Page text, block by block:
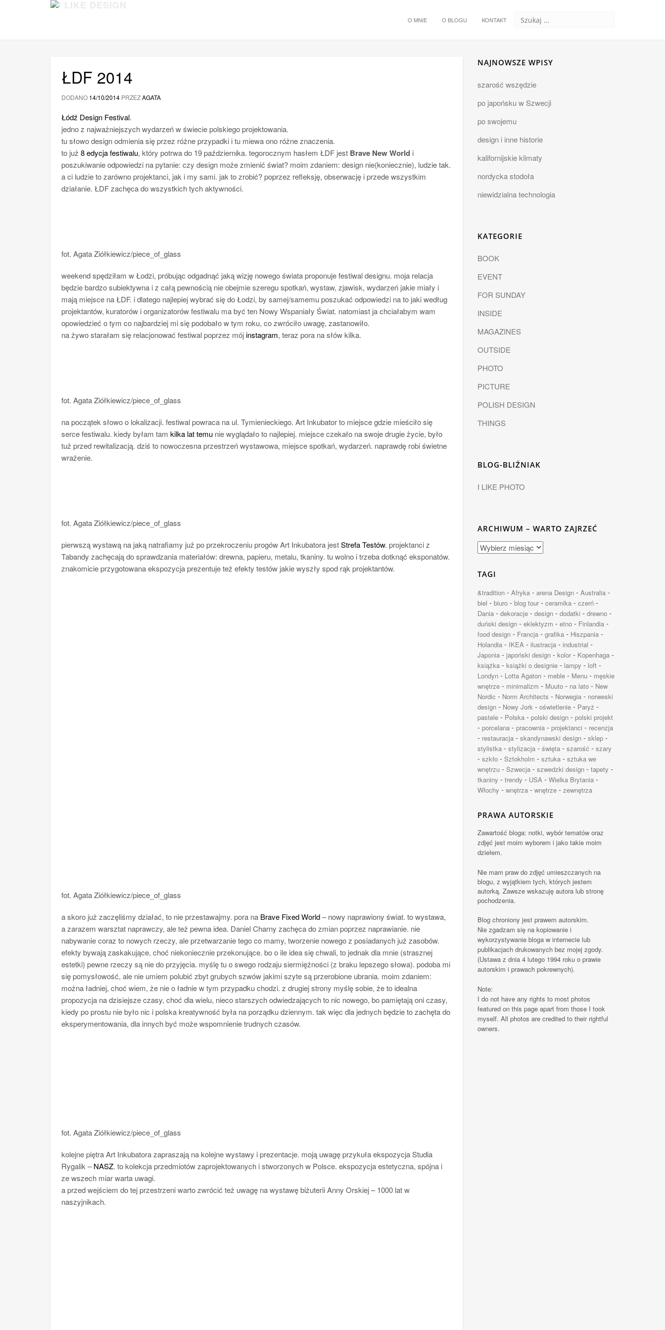
O MNIE O BLOGU KONTAKT
ŁDF 2014
DODANO 14/10/2014 PRZEZAGATA
Łódź Design Festival.
jedno z najważniejszych wydarzeń w świecie polskiego projektowania.
tu słowo design odmienia się przez różne przypadki i tu miewa ono różne znaczenia.
to już 8 edycja festiwalu, który potrwa do 19 października. tegorocznym hasłem ŁDF jest Brave New World i
poszukiwanie odpowiedzi na pytanie: czy design może zmienić świat? moim zdaniem: design nie(koniecznie), ludzie tak.
a ci ludzie to zarówno projektanci, jak i my sami. jak to zrobić? poprzez refleksję, obserwację i przede wszystkim
działanie. ŁDF zachęca do wszystkich tych aktywności.
fot. Agata Ziółkiewicz/piece_of_glass
weekend spędziłam w Łodzi, próbując odgadnąć jaką wizję nowego świata proponuje festiwal designu. moja relacja
będzie bardzo subiektywna i z całą pewnością nie obejmie szeregu spotkań, wystaw, zjawisk, wydarzeń jakie miały i
mają miejsce na ŁDF. i dlatego najlepiej wybrać się do Łodzi, by samej/samemu poszukać odpowiedzi na to jaki według
projektantów, kuratorów i organizatorów festiwalu ma być ten Nowy Wspaniały Świat. natomiast ja chciałabym wam
opowiedzieć o tym co najbardziej mi się podobało w tym roku, co zwróciło uwagę, zastanowiło.
na żywo starałam się relacjonować festiwal poprzez mójinstagram, teraz pora na słów kilka.
fot. Agata Ziółkiewicz/piece_of_glass
na początek słowo o lokalizacji. festiwal powraca na ul. Tymienieckiego. Art Inkubator to miejsce gdzie mieściło się
serce festiwalu. kiedy byłam tam kilka lat temu nie wyglądało to najlepiej. miejsce czekało na swoje drugie życie, było
tuż przed rewitalizacją. dziś to nowoczesna przestrzeń wystawowa, miejsce spotkań, wydarzeń. naprawdę robi świetne
wrażenie.
fot. Agata Ziółkiewicz/piece_of_glass
pierwszą wystawą na jaką natrafiamy już po przekroczeniu progów Art Inkubatora jestStrefa Testów. projektanci z
Tabandy zachęcają do sprawdzania materiałów: drewna, papieru, metalu, tkaniny. tu wolno i trzeba dotknąć eksponatów.
znakomicie przygotowana ekspozycja prezentuje też efekty testów jakie wyszły spod rąk projektantów.
fot. Agata Ziółkiewicz/piece_of_glass
a skoro już zaczęliśmy działać, to nie przestawajmy. pora na Brave Fixed World– nowy naprawiony świat. to wystawa,
a zarazem warsztat naprawczy, ale też pewna idea. Daniel Charny zachęca do zmian poprzez naprawianie. nie
nabywanie coraz to nowych rzeczy, ale przetwarzanie tego co mamy, tworzenie nowego z posiadanych już zasobów.
efekty bywają zaskakujące, choć niekoniecznie przekonujące. bo o ile idea się chwali, to jednak dla mnie (strasznej
estetki) pewne rzeczy są nie do przyjęcia. myślę tu o swego rodzaju siermiężności (z braku lepszego słowa). podoba mi
się pomysłowość, ale nie umiem polubić zbyt grubych szwów jakimi szyte są przerobione ubrania. moim zdaniem:
można ładniej, choć wiem, że nie o ładnie w tym przypadku chodzi. z drugiej strony myślę sobie, że to idealna
propozycja na dzisiejsze czasy, choć dla wielu, nieco starszych odwiedzających to nic nowego, bo pamiętają oni czasy,
kiedy po prostu nie było nic i polska kreatywność była na porządku dziennym. tak więc dla jednych będzie to zachęta do
eksperymentowania, dla innych być może wspomnienie trudnych czasów.
fot. Agata Ziółkiewicz/piece_of_glass
kolejne piętra Art Inkubatora zapraszają na kolejne wystawy i prezentacje. moją uwagę przykuła ekspozycja Studia
Rygalik –NASZ. to kolekcja przedmiotów zaprojektowanych i stworzonych w Polsce. ekspozycja estetyczna, spójna i
ze wszech miar warta uwagi.
a przed wejściem do tej przestrzeni warto zwrócić też uwagę na wystawę biżuterii Anny Orskiej – 1000 lat w
naszyjnikach.
NAJNOWSZE WPISY
szarość wszędzie
po japońsku w Szwecji
po swojemu
design i inne historie
kalifornijskie klimaty
nordycka stodoła
niewidzialna technologia
KATEGORIE
BOOK
EVENT
FOR SUNDAY
INSIDE
MAGAZINES
OUTSIDE
PHOTO
PICTURE
POLISH DESIGN
THINGS
BLOG-BLIŹNIAK
I LIKE PHOTO
ARCHIWUM – WARTO ZAJRZEĆ
TAGI
&tradition- Afryka- arena Design- Australia-
biel - biuro- blog tour- ceramika- czerń-
Dania- dekoracje- design- dodatki - drewno-
duński design- eklektyzm - etno- Finlandia-
food design- Francja- grafika- Hiszpania-
Holandia- IKEA - ilustracja- industrial -
Japonia- japoński design- kolor- Kopenhaga-
książka- książki o designie- lampy - loft-
Londyn- Lotta Agaton- meble- Menu- męskie
wnętrze- minimalizm - Muuto- na lato- New
Nordic - Norm Architects - Norwegia- norweski
design- Nowy Jork - oświetlenie- Paryż -
pastele- Polska- polski design- polski projekt
- porcelana- pracownia- projektanci - recenzja
- restauracja- skandynawski design- sklep-
stylistka- stylizacja- święta- szarość - szary
- szkło- Sztokholm - sztuka- sztuka we
wnętrzu- Szwecja- szwedzki design- tapety -
tkaniny - trendy - USA - Wielka Brytania-
Włochy - wnętrza- wnętrze- zewnętrza
PRAWA AUTORSKIE
Zawartość bloga: notki, wybór tematów oraz
zdjęć jest moim wyborem i jako takie moim
dziełem.
Nie mam praw do zdjęć umieszczanych na
blogu, z wyjątkiem tych, których jestem
autorką. Zawsze wskazuję autora lub stronę
pochodzenia.
Blog chroniony jest prawem autorskim.
Nie zgadzam się na kopiowanie i
wykorzystywanie bloga w internecie lub
publikacjach drukowanych bez mojej zgody.
(Ustawa z dnia 4 lutego 1994 roku o prawie
autorskim i prawach pokrewnych).
Note:
I do not have any rights to most photos
featured on this page apart from those I took
myself. All photos are credited to their rightful
owners.